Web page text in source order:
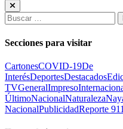
Buscar:
Secciones para visitar
CartonesCOVID-19De
InterésDeportesDestacados
TVGeneralImpreso
ÚltimoNacionalNaturaleza
NacionalPublicidadReporte 911